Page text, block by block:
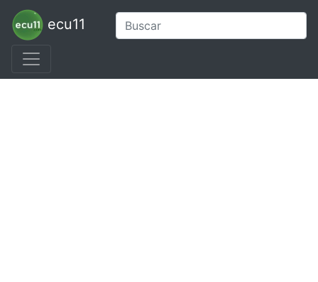
ecu11